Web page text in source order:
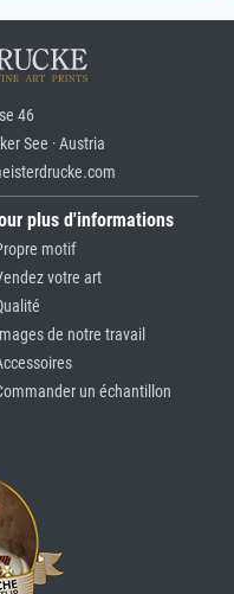
46
See · Austria
plus d'informations
motif
votre art
de notre travail
un échantillon